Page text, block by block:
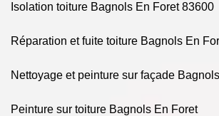
Isolation toiture Bagnols En Foret 83600
Réparation et fuite toiture Bagnols En
Nettoyage et peinture sur façade
Peinture sur toiture Bagnols En Foret